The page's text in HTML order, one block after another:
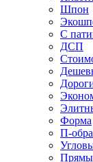
Шпон
С
ДСП
Форма
П-